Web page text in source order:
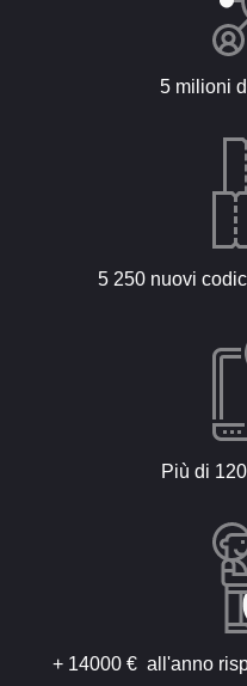
5 milioni
5 250 nuovi
Più di
+ 14000 € all'anno